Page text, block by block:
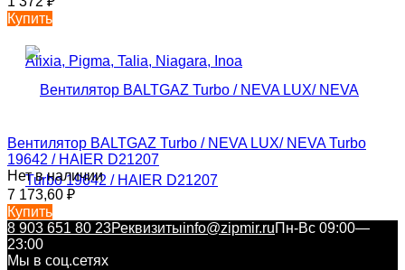
Купить
Вентилятор BALTGAZ Turbo / NEVA LUX/ NEVA Turbo
19642 / HAIER D21207
Нет в наличии
7 173,60 ₽
Купить
8 903 651 80 23Реквизитыinfo@zipmir.ruПн-Вс 09:00—
23:00
Мы в соц.сетях